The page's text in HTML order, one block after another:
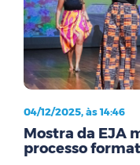
04/12/2025, às 14:46
Mostra da EJA
processo